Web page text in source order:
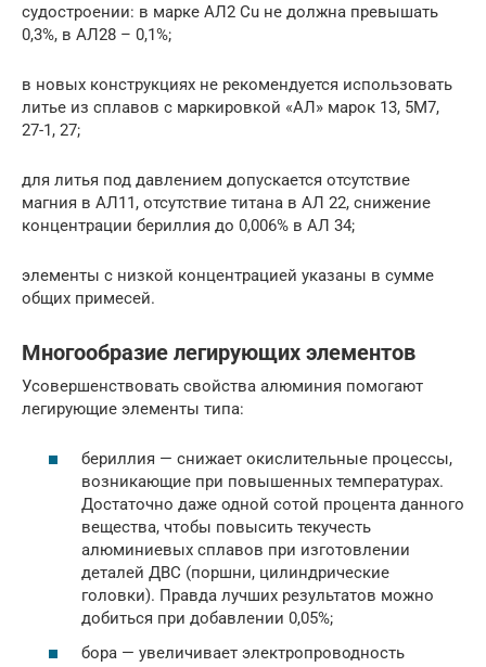
судостроении: в марке АЛ2 Cu не должна превышать
0,3%, в АЛ28 – 0,1%;
в новых конструкциях не рекомендуется использовать
литье из сплавов с маркировкой «АЛ» марок 13, 5М7,
27-1, 27;
для литья под давлением допускается отсутствие
магния в АЛ11, отсутствие титана в АЛ 22, снижение
концентрации бериллия до 0,006% в АЛ 34;
элементы с низкой концентрацией указаны в сумме
общих примесей.
Многообразие легирующих элементов
Усовершенствовать свойства алюминия помогают
легирующие элементы типа:
бериллия — снижает окислительные процессы,
возникающие при повышенных температурах.
Достаточно даже одной сотой процента данного
вещества, чтобы повысить текучесть
алюминиевых сплавов при изготовлении
деталей ДВС (поршни, цилиндрические
головки). Правда лучших результатов можно
добиться при добавлении 0,05%;
бора — увеличивает электропроводность